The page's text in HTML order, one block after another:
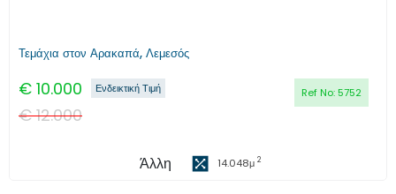
Τεμάχια στον Αρακαπά, Λεμεσός
€ 10.000 Ref No:5752
Ενδεικτική Τιμή
€12.000
Άλλη 14.048μ 2